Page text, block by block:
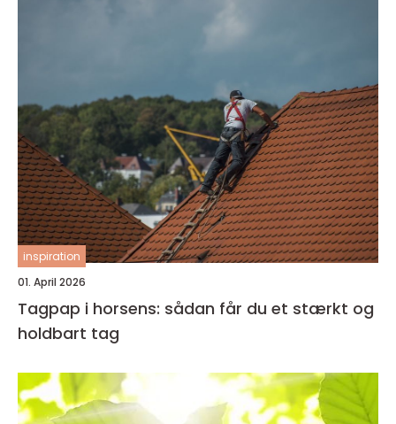
inspiration
01. April 2026
Tagpap i horsens: sådan får du et stærkt og
holdbart tag